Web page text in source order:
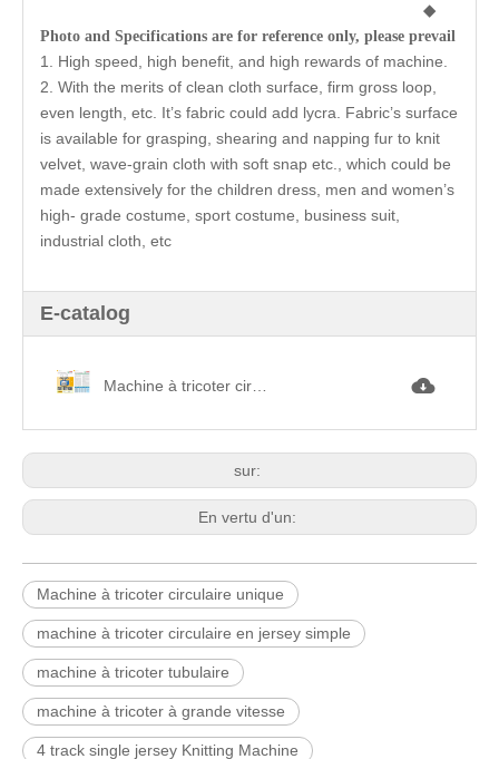
◆
Photo and Specifications are for reference only, please prevail
1. High speed, high benefit, and high rewards of machine.
2. With the merits of clean cloth surface, firm gross loop,
even length, etc. It’s fabric could add lycra. Fabric’s surface
is available for grasping, shearing and napping fur to knit
velvet, wave-grain cloth with soft snap etc., which could be
made extensively for the children dress, men and women’s
high- grade costume, sport costume, business suit,
industrial cloth, etc
E-catalog
sur:
En vertu d'un:
Machine à tricoter circulaire unique
machine à tricoter circulaire en jersey simple
machine à tricoter tubulaire
machine à tricoter à grande vitesse
4 track single jersey Knitting Machine